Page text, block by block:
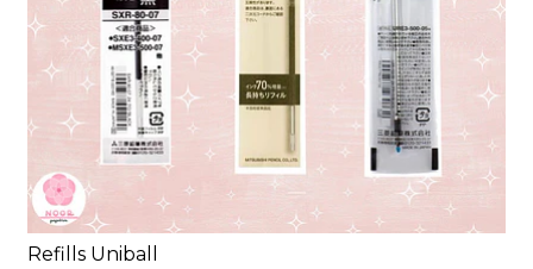
Refills Uniball